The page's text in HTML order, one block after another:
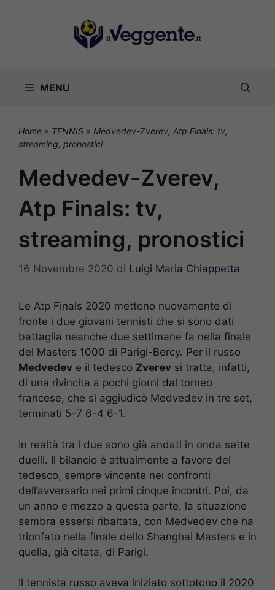
MENU
Home » TENNIS » Medvedev-Zverev, Atp Finals: tv,
streaming, pronostici
Medvedev-Zverev,
Atp Finals: tv,
streaming, pronostici
16 Novembre 2020 di Luigi Maria Chiappetta
Le Atp Finals 2020 mettono nuovamente di
fronte i due giovani tennisti che si sono dati
battaglia neanche due settimane fa nella finale
del Masters 1000 di Parigi-Bercy. Per il russo
Medvedev e il tedesco Zverev si tratta, infatti,
di una rivincita a pochi giorni dal torneo
francese, che si aggiudicò Medvedev in tre set,
terminati 5-7 6-4 6-1.
In realtà tra i due sono già andati in onda sette
duelli. Il bilancio è attualmente a favore del
tedesco, sempre vincente nei confronti
dell’avversario nei primi cinque incontri. Poi, da
un anno e mezzo a questa parte, la situazione
sembra essersi ribaltata, con Medvedev che ha
trionfato nella finale dello Shanghai Masters e in
quella, già citata, di Parigi.
Il tennista russo aveva iniziato sottotono il 2020